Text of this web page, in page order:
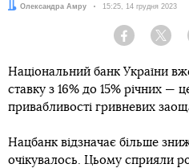
Автор:
Олександра Амру Дата:
15:25, 14 грудня 2023
Facebook
Національний банк України
ставку з 16% до 15% річних —
привабливості гривневих
Нацбанк відзначає більше
очікувалось. Цьому сприяли